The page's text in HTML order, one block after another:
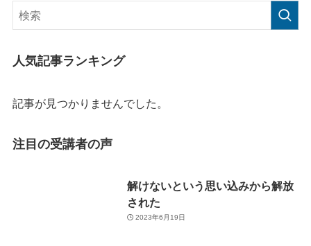
人気記事ランキング
記事が見つかりませんでした。
注目の受講者の声
解けないという思い込みから解放
された
2023年6月19日